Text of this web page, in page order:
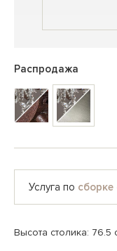
Распродажа
Услуга по сборке
Высота столика: 76.5